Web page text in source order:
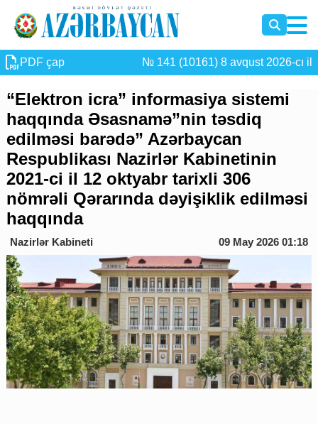
PDF çap № 141 (10161) 8 avqust 2026-cı il
“Elektron icra” informasiya sistemi
haqqında Əsasnamə”nin təsdiq
edilməsi barədə” Azərbaycan
Respublikası Nazirlər Kabinetinin
2021-ci il 12 oktyabr tarixli 306
nömrəli Qərarında dəyişiklik edilməsi
haqqında
Nazirlər Kabineti 09 May 2026 01:18